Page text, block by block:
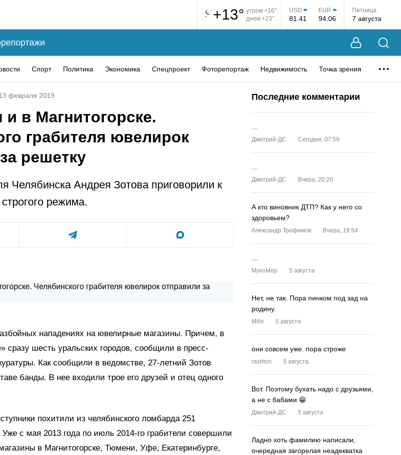
+13° утром +16°
днем +23°
USD
81.41
EUR
94.06
Пятница
7 августа
Спорт Политика Экономика Спецпроект Фоторепортаж Недвижимость Точка зрения
февраля 2019
и в Магнитогорске.
грабителя ювелирок
решетку
Челябинска Андрея Зотова приговорили к
режима.
нападениях на ювелирные магазины. Причем, в
сразу шесть уральских городов, сообщили в пресс-
Как сообщили в ведомстве, 27-летний Зотов
банды. В нее входили трое его друзей и отец одного
похитили из челябинского ломбарда 251
с мая 2013 года по июль 2014-го грабители совершили
в Магнитогорске, Тюмени, Уфе, Екатеринбурге,
Последние комментарии
Дмитрий-ДС Сегодня, 07:59
Дмитрий-ДС Вчера, 20:20
А кто виновник ДТП? Как у него со
здоровьем?
Александр Трофимов Вчера, 19:54
MyxoMop 5 августа
Нет, не так. Пора пинком под зад на
родину.
Mills 5 августа
они совсем уже. пора строже
rashton 5 августа
Вот. Поэтому бухать надо с друзьями,
а не с бабами 😁
Дмитрий-ДС 5 августа
Ладно хоть фамилию написали,
очередная загорелая неадекватка